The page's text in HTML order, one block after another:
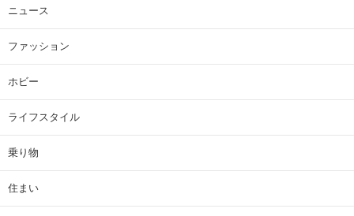
ニュース
ファッション
ホビー
ライフスタイル
乗り物
住まい